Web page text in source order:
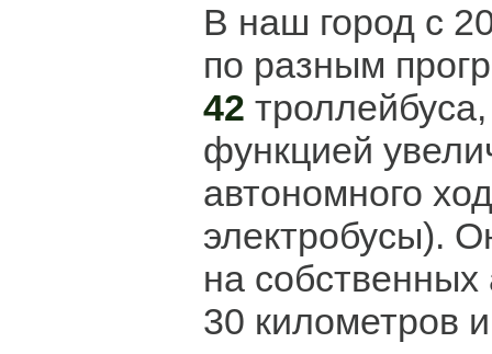
В наш город с
по разным
42
функцией
автономного
электробусы).
на собственных
30 километров